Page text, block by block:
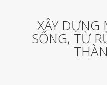
XÂY DỰNG
SỐNG, TỪ